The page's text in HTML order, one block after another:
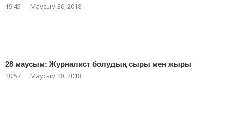
19:45 Маусым 30, 2018
28 маусым: Журналист болудың сыры мен жыры
20:57 Маусым 28, 2018